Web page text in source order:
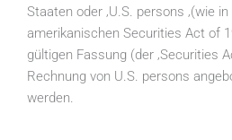
Staaten oder ‚U.S. persons ‚(wie
amerikanischen Securities Act of
gültigen Fassung (der ‚Securities
Rechnung von U.S. persons
werden.